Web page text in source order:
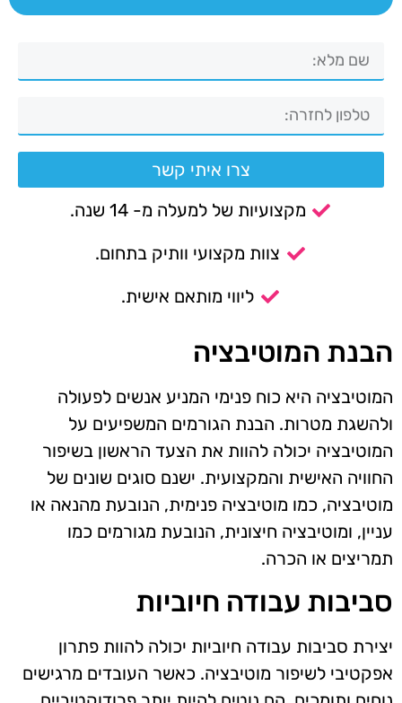
צרו איתי קשר
מקצועיות של למעלה מ- 14 שנה.
צוות מקצועי וותיק בתחום.
ליווי מותאם אישית.
הבנת המוטיבציה
המוטיבציה היא כוח פנימי המניע אנשים לפעולה
ולהשגת מטרות. הבנת הגורמים המשפיעים על
המוטיבציה יכולה להוות את הצעד הראשון בשיפור
החוויה האישית והמקצועית. ישנם סוגים שונים של
מוטיבציה, כמו מוטיבציה פנימית, הנובעת מהנאה או
עניין, ומוטיבציה חיצונית, הנובעת מגורמים כמו
תמריצים או הכרה.
סביבות עבודה חיוביות
יצירת סביבות עבודה חיוביות יכולה להוות פתרון
אפקטיבי לשיפור מוטיבציה. כאשר העובדים מרגישים